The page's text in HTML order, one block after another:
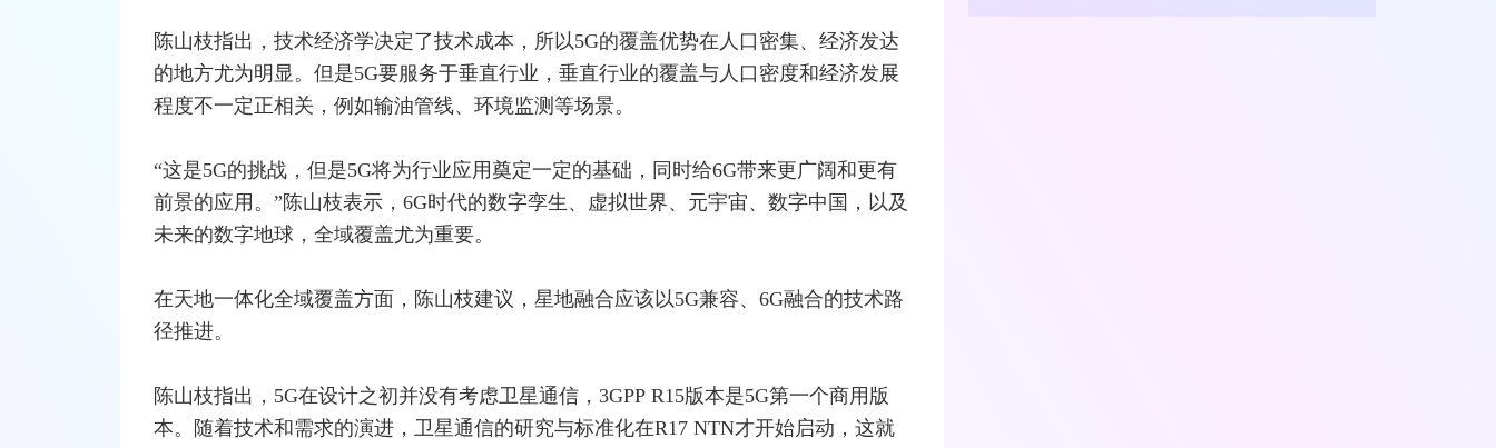
陈山枝指出，技术经济学决定了技术成本，所以5G的覆盖优势在人口密集、经济发达
的地方尤为明显。但是5G要服务于垂直行业，垂直行业的覆盖与人口密度和经济发展
程度不一定正相关，例如输油管线、环境监测 等场景。
“这是5G的挑战，但是5G将为行业应用奠定一定的基础，同时给6G带来更广阔和更有
前景的应用。”陈山枝表示，6G时代的数字孪生 、虚拟世界、元宇宙、数字中国，以及
未来的数字地球，全域覆盖尤为重要。
在天地一体化全域覆盖方面，陈山枝建议，星地融合应该以5G兼容、6G融合的技术路
径推进。
陈山枝指出，5G在设计之初并没有考虑卫星通信， 3GPPR15版本是5G第一个商用版
本。随着技术和需求的演进，卫星通信的研究与标准化在R17 NTN才开始启动，这就